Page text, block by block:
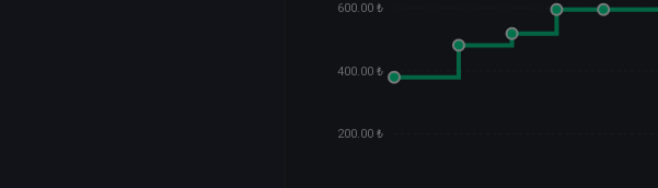
600.00 ₺
400.00 ₺
200.00 ₺